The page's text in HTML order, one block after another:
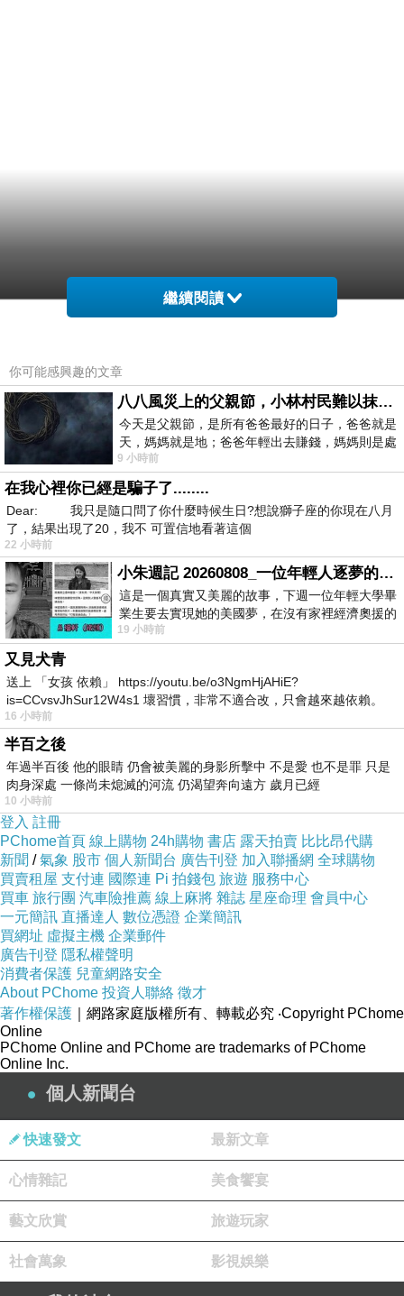
繼續閱讀
你可能感興趣的文章
八八風災上的父親節，小林村民難以抹滅的痛
今天是父親節，是所有爸爸最好的日子，爸爸就是
天，媽媽就是地；爸爸年輕出去賺錢，媽媽則是處
理家務，職業不分高低貴賤，只有人品才
9 小時前
在我心裡你已經是騙子了........
Dear: 我只是隨口問了你什麼時候生日?想說獅子座的你現在八月
了，結果出現了20，我不 可置信地看著這個
22 小時前
小朱週記 20260808_一位年輕人逐夢的真實故事
這是一個真實又美麗的故事，下週一位年輕大學畢
業生要去實現她的美國夢，在沒有家裡經濟奧援的
情況下，靠著自我努力工作累積出國基
19 小時前
又見犬青
送上 「女孩 依賴」 https://youtu.be/o3NgmHjAHiE?
is=CCvsvJhSur12W4s1 壞習慣，非常不適合改，只會越來越依賴。
我害怕的
16 小時前
半百之後
年過半百後 他的眼睛 仍會被美麗的身影所擊中 不是愛 也不是罪 只是
肉身深處 一條尚未熄滅的河流 仍渴望奔向遠方 歲月已經
10 小時前
登入 註冊
PChome首頁 線上購物 24h購物 書店 露天拍賣 比比昂代購
新聞 /氣象 股市 個人新聞台 廣告刊登 加入聯播網 全球購物
買賣租屋 支付連 國際連 Pi 拍錢包 旅遊 服務中心
買車 旅行團 汽車險推薦 線上麻將 雜誌 星座命理 會員中心
一元簡訊 直播達人 數位憑證 企業簡訊
買網址 虛擬主機 企業郵件
廣告刊登 隱私權聲明
消費者保護 兒童網路安全
About PChome 投資人聯絡 徵才
著作權保護 ｜網路家庭版權所有、轉載必究 ‧Copyright PChome
Online
PChome Online and PChome are trademarks of PChome
Online Inc.
個人新聞台
快速發文 最新文章
心情雜記 美食饗宴
藝文欣賞 旅遊玩家
社會萬象 影視娛樂